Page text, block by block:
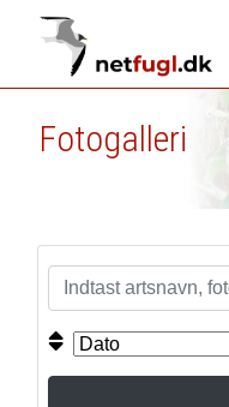
Fotogalleri